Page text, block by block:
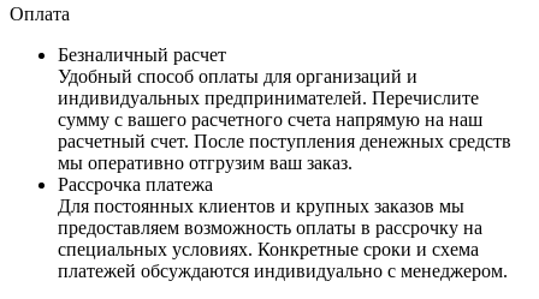
Оплата
Безналичный расчет
Удобный способ оплаты для организаций и
индивидуальных предпринимателей. Перечислите
сумму с вашего расчетного счета напрямую на наш
расчетный счет. После поступления денежных средств
мы оперативно отгрузим ваш заказ.
Рассрочка платежа
Для постоянных клиентов и крупных заказов мы
предоставляем возможность оплаты в рассрочку на
специальных условиях. Конкретные сроки и схема
платежей обсуждаются индивидуально с менеджером.